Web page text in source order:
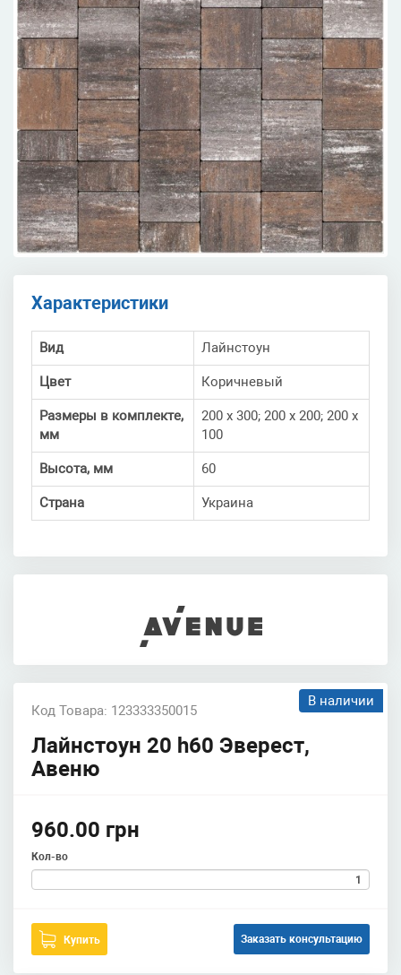
Характеристики
Вид Лайнстоун
Цвет Коричневый
Размеры в комплекте,
мм
200 х 300; 200 х 200; 200 х
100
Высота, мм 60
Страна Украина
Код Товара: 123333350015
В наличии
Лайнстоун 20 h60 Эверест,
Авеню
960.00 грн
Кол-во
Купить Заказать консультацию